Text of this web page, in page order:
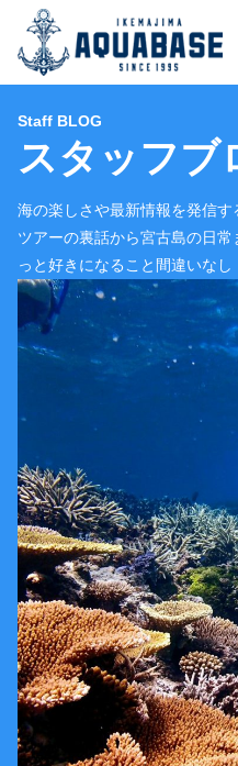
Staff BLOG
スタッフブ
海の楽しさや最新情報を発信す
ツアーの裏話から宮古島の日
っと好きになること間違いなし